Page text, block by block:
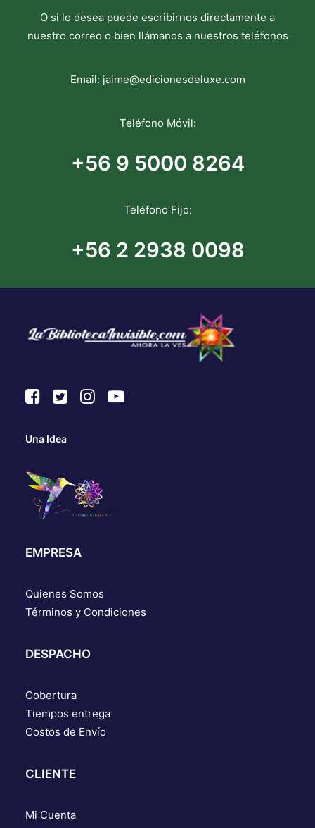
O si lo desea puede escribirnos directamente a
nuestro correo o bien llámanos a nuestros teléfonos
Email: jaime@edicionesdeluxe.com
Teléfono Móvil:
+56 9 5000 8264
Teléfono Fijo:
+56 2 2938 0098
Una Idea
EMPRESA
Quienes Somos
Términos y Condiciones
DESPACHO
Cobertura
Tiempos entrega
Costos de Envío
CLIENTE
Mi Cuenta